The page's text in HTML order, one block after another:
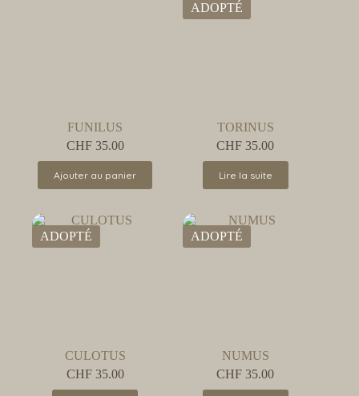
FUNILUS
CHF35.00
Ajouter au panier
ADOPTÉ
TORINUS
CHF 35.00
Lire la suite
ADOPTÉ
CULOTUS
CHF35.00
ADOPTÉ
NUMUS
CHF 35.00